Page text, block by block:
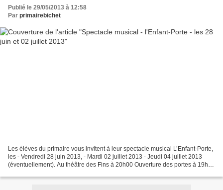
Publié le 29/05/2013 à 12:58
Par primairebichet
Les élèves du primaire vous invitent à leur spectacle musical L’Enfant-Porte,
les - Vendredi 28 juin 2013, - Mardi 02 juillet 2013 - Jeudi 04 juillet 2013
(éventuellement). Au théâtre des Fins à 20h00 Ouverture des portes à 19h15